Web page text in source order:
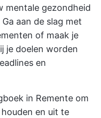
mentale gezondheid
aan de slag met
of maak je
je doelen worden
en
in Remente om
en uit te